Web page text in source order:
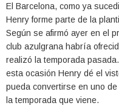
El Barcelona, como ya
Henry forme parte de la
Según se afirmó ayer en el
club azulgrana habría
realizó la temporada
esta ocasión Henry dé el
pueda convertirse en uno
la temporada que viene.